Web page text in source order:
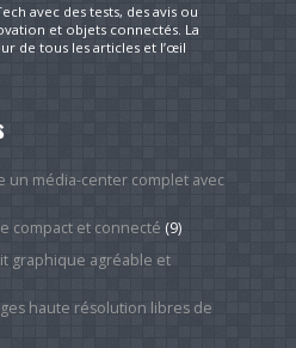
avec des tests, des avis ou
et objets connectés. La
de tous les articles et l’œil
un média-center complet avec
compact et connecté (9)
graphique agréable et
haute résolution libres de